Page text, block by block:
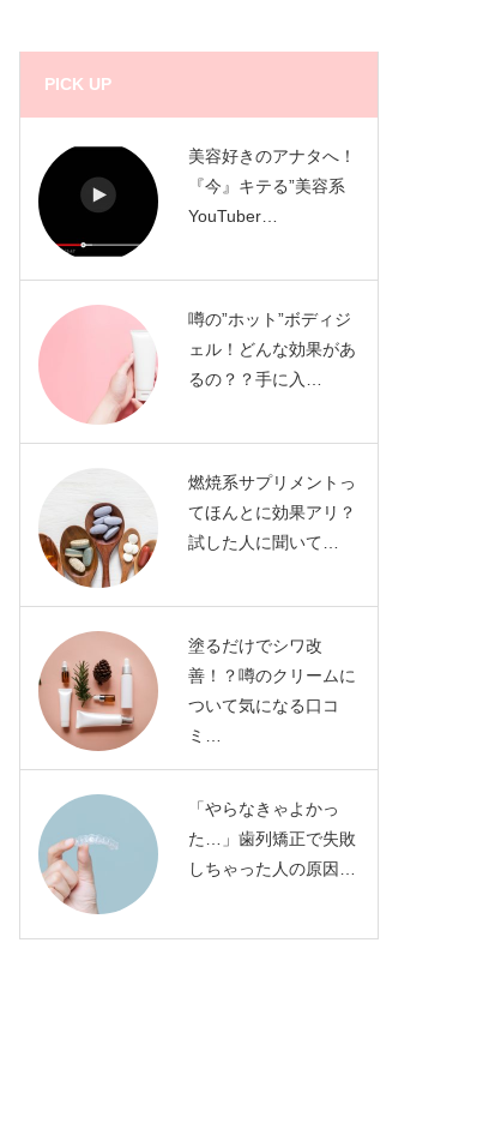
PICK UP
美容好きのアナタへ！
『今』キテる”美容系
YouTuber…
噂の”ホット”ボディジ
ェル！どんな効果があ
るの？？手に入…
燃焼系サプリメントっ
てほんとに効果アリ？
試した人に聞いて…
塗るだけでシワ改
善！？噂のクリームに
ついて気になる口コ
ミ…
「やらなきゃよかっ
た…」歯列矯正で失敗
しちゃった人の原因…